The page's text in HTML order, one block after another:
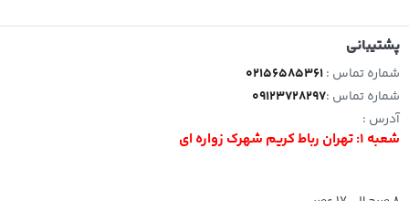
پشتیبانی
شماره تماس :02156585361
شماره تماس :09123728297
آدرس :
شعبه 1: تهران رباط کریم شهرک زواره ای